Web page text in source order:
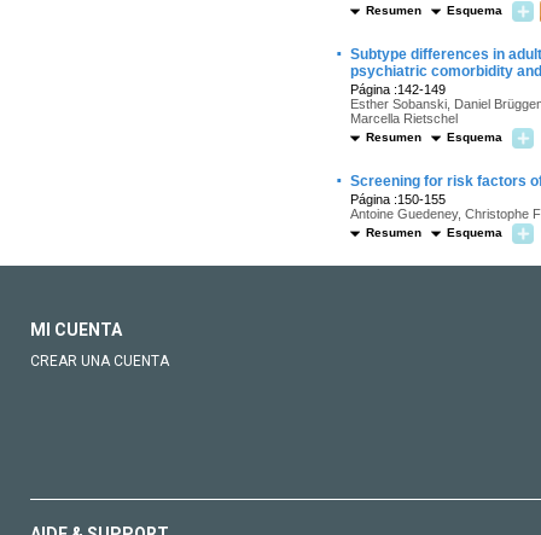
Resumen Esquema
· Subtype differences in
psychiatric comorbidity
Página :142-149
Esther Sobanski, Daniel
Marcella Rietschel
Resumen Esquema
· Screening for risk factors
Página :150-155
Antoine Guedeney, Christophe
Resumen Esquema
MI CUENTA
CREAR UNA CUENTA